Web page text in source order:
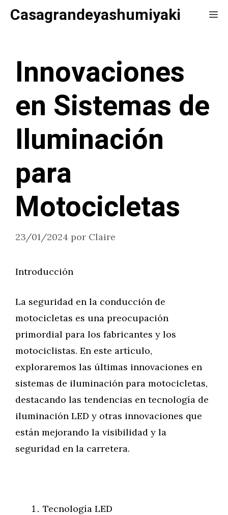
SaltarCasagrandeyashumiyaki
Innovaciones
en Sistemas de
Iluminación
para
Motocicletas
23/01/2024 por Claire
Introducción
La seguridad en la conducción de
motocicletas es una preocupación
primordial para los fabricantes y los
motociclistas. En este artículo,
exploraremos las últimas innovaciones en
sistemas de iluminación para motocicletas,
destacando las tendencias en tecnología de
iluminación LED y otras innovaciones que
están mejorando la visibilidad y la
seguridad en la carretera.
Tecnología LED